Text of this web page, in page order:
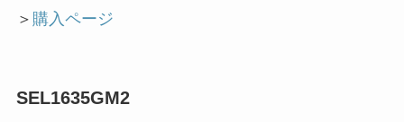
＞ 購入ページ
SEL1635GM2